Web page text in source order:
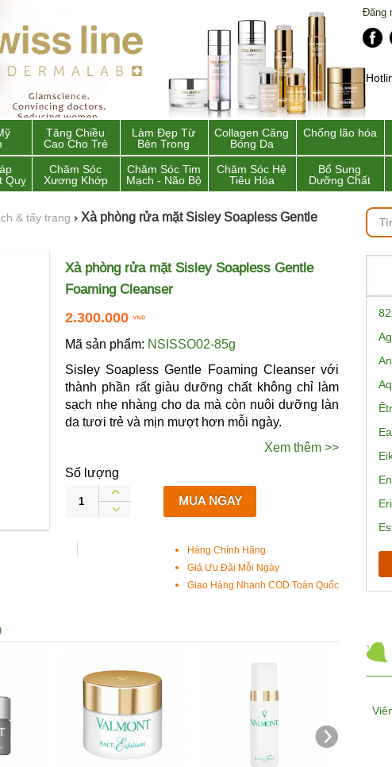
Đăng
Tăng Chiều
Cao Cho Trẻ
Làm Đẹp Từ
Bên Trong
Collagen Căng
Bóng Da
Chống lão hóa
Quỵ
Chăm Sóc
Xương Khớp
Chăm Sóc Tim
Mạch - Não Bộ
Chăm Sóc Hệ
Tiêu Hóa
Bổ Sung
Dưỡng Chất
& tẩy trang › Xà phòng rửa mặt Sisley Soapless Gentle
Xà phòng rửa mặt Sisley Soapless Gentle
Foaming Cleanser
2.300.000
Mã sản phẩm: NSISSO02-85g
Sisley Soapless Gentle Foaming Cleanser với
thành phần rất giàu dưỡng chất không chỉ làm
sạch nhẹ nhàng cho da mà còn nuôi dưỡng làn
da tươi trẻ và mịn mượt hơn mỗi ngày.
Xem thêm >>
Số lượng
MUA NGAY
Hàng Chính Hãng
Giá Ưu Đãi Mỗi Ngày
Giao Hàng Nhanh COD Toàn Quốc